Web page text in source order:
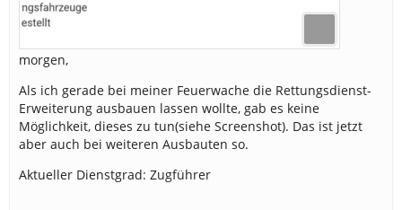
morgen,
Als ich gerade bei meiner Feuerwache die Rettungsdienst-
Erweiterung ausbauen lassen wollte, gab es keine
Möglichkeit, dieses zu tun(siehe Screenshot). Das ist jetzt
aber auch bei weiteren Ausbauten so.
Aktueller Dienstgrad: Zugführer